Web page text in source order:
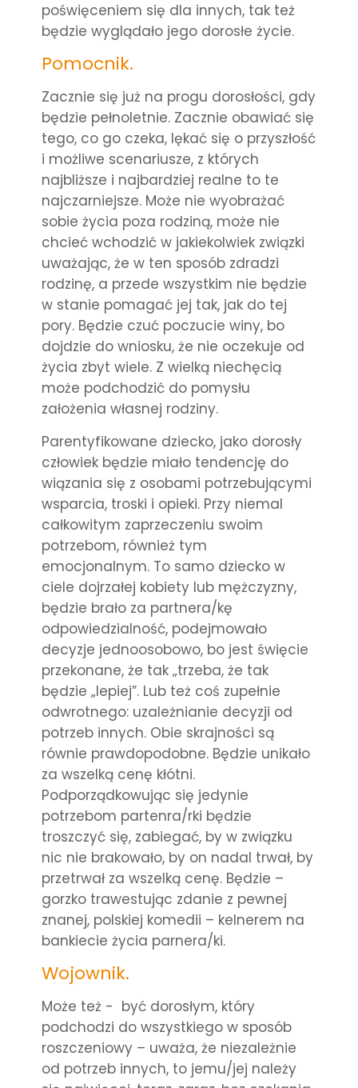
poświęceniem się dla innych, tak też
będzie wyglądało jego dorosłe życie.
Pomocnik.
Zacznie się już na progu dorosłości, gdy
będzie pełnoletnie. Zacznie obawiać się
tego, co go czeka, lękać się o przyszłość
i możliwe scenariusze, z których
najbliższe i najbardziej realne to te
najczarniejsze. Może nie wyobrażać
sobie życia poza rodziną, może nie
chcieć wchodzić w jakiekolwiek związki
uważając, że w ten sposób zdradzi
rodzinę, a przede wszystkim nie będzie
w stanie pomagać jej tak, jak do tej
pory. Będzie czuć poczucie winy, bo
dojdzie do wniosku, że nie oczekuje od
życia zbyt wiele. Z wielką niechęcią
może podchodzić do pomysłu
założenia własnej rodziny.
Parentyfikowane dziecko, jako dorosły
człowiek będzie miało tendencję do
wiązania się z osobami potrzebującymi
wsparcia, troski i opieki. Przy niemal
całkowitym zaprzeczeniu swoim
potrzebom, również tym
emocjonalnym. To samo dziecko w
ciele dojrzałej kobiety lub mężczyzny,
będzie brało za partnera/kę
odpowiedzialność, podejmowało
decyzje jednoosobowo, bo jest święcie
przekonane, że tak „trzeba, że tak
będzie „lepiej”. Lub też coś zupełnie
odwrotnego: uzależnianie decyzji od
potrzeb innych. Obie skrajności są
równie prawdopodobne. Będzie unikało
za wszelką cenę kłótni.
Podporządkowując się jedynie
potrzebom partenra/rki będzie
troszczyć się, zabiegać, by w związku
nic nie brakowało, by on nadal trwał, by
przetrwał za wszelką cenę. Będzie –
gorzko trawestując zdanie z pewnej
znanej, polskiej komedii – kelnerem na
bankiecie życia parnera/ki.
Wojownik.
Może też - być dorosłym, który
podchodzi do wszystkiego w sposób
roszczeniowy – uważa, że niezależnie
od potrzeb innych, to jemu/jej należy